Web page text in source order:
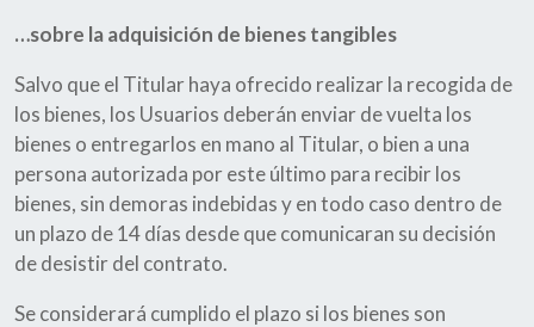
…sobre la adquisición de bienes tangibles
Salvo que el Titular haya ofrecido realizar la recogida de
los bienes, los Usuarios deberán enviar de vuelta los
bienes o entregarlos en mano al Titular, o bien a una
persona autorizada por este último para recibir los
bienes, sin demoras indebidas y en todo caso dentro de
un plazo de 14 días desde que comunicaran su decisión
de desistir del contrato.
Se considerará cumplido el plazo si los bienes son